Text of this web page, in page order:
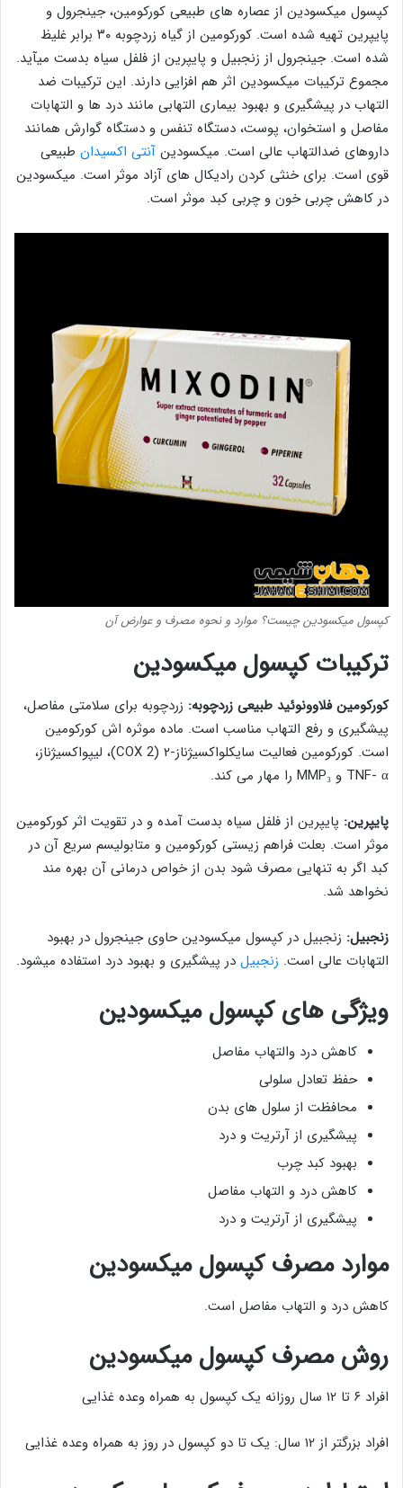
کپسول میکسودین از عصاره های طبیعی کورکومین، جینجرول و
پایپرین تهیه شده است. کورکومین از گیاه زردچوبه ۳۰ برابر غلیظ
شده است. جینجرول از زنجبیل و پایپرین از فلفل سیاه بدست میآید.
مجموع ترکیبات میکسودین اثر هم افزایی دارند. این ترکیبات ضد
التهاب در پیشگیری و بهبود بیماری التهابی مانند درد ها و التهابات
مفاصل و استخوان، پوست، دستگاه تنفس و دستگاه گوارش همانند
داروهای ضدالتهاب عالی است. میکسودین آنتی اکسیدان طبیعی
قوی است. برای خنثی کردن رادیکال های آزاد موثر است. میکسودین
در کاهش چربی خون و چربی کبد موثر است.
کپسول میکسودین چیست؟ موارد و نحوه مصرف و عوارض آن
ترکیبات کپسول میکسودین
کورکومین فلاوونوئید طبیعی زردچوبه: زردچوبه برای سلامتی مفاصل،
پیشگیری و رفع التهاب مناسب است. ماده موثره اش کورکومین
است. کورکومین فعالیت سایکلواکسیژناز-۲ (COX 2)، لیپواکسیژناز،
TNF- α و MMP₃ را مهار می کند.
پایپرین: پایپرین از فلفل سیاه بدست آمده و در تقویت اثر کورکومین
موثر است. بعلت فراهم زیستی کورکومین و متابولیسم سریع آن در
کبد اگر به تنهایی مصرف شود بدن از خواص درمانی آن بهره مند
نخواهد شد.
زنجبیل: زنجبیل در کپسول میکسودین حاوی جینجرول در بهبود
التهابات عالی است. زنجبیل در پیشگیری و بهبود درد استفاده میشود.
ویژگی های کپسول میکسودین
کاهش درد والتهاب مفاصل
حفظ تعادل سلولی
محافظت از سلول های بدن
پیشگیری از آرتریت و درد
بهبود کبد چرب
کاهش درد و التهاب مفاصل
پیشگیری از آرتریت و درد
موارد مصرف کپسول میکسودین
کاهش درد و التهاب مفاصل است.
روش مصرف کپسول میکسودین
افراد ۶ تا ۱۲ سال روزانه یک کپسول به همراه وعده غذایی
افراد بزرگتر از ۱۲ سال: یک تا دو کپسول در روز به همراه وعده غذایی